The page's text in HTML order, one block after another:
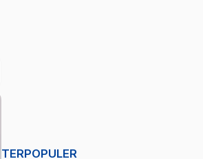
TERPOPULER